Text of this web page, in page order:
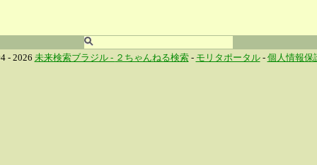
- 2026 未来検索ブラジル - ２ちゃんねる検索- モリタポータル- 個人情報保